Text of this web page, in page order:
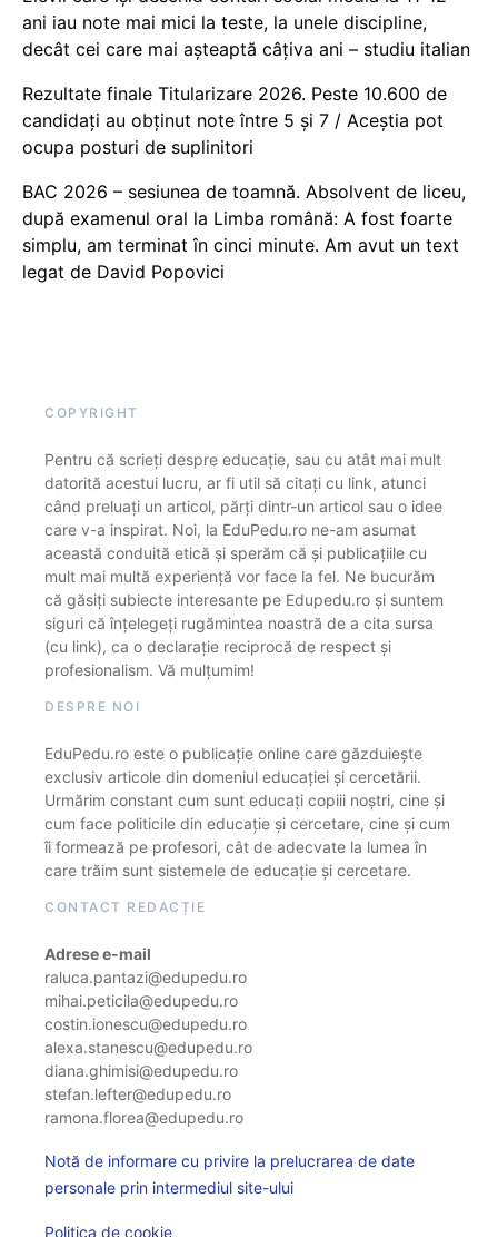
ani iau note mai mici la teste, la unele discipline,
decât cei care mai așteaptă câțiva ani – studiu italian
Rezultate finale Titularizare 2026. Peste 10.600 de
candidați au obținut note între 5 și 7 / Aceștia pot
ocupa posturi de suplinitori
BAC 2026 – sesiunea de toamnă. Absolvent de liceu,
după examenul oral la Limba română: A fost foarte
simplu, am terminat în cinci minute. Am avut un text
legat de David Popovici
COPYRIGHT
Pentru că scrieți despre educație, sau cu atât mai mult
datorită acestui lucru, ar fi util să citați cu link, atunci
când preluați un articol, părți dintr-un articol sau o idee
care v-a inspirat. Noi, la EduPedu.ro ne-am asumat
această conduită etică și sperăm că și publicațiile cu
mult mai multă experiență vor face la fel. Ne bucurăm
că găsiți subiecte interesante pe Edupedu.ro și suntem
siguri că înțelegeți rugămintea noastră de a cita sursa
(cu link), ca o declarație reciprocă de respect și
profesionalism. Vă mulțumim!
DESPRE NOI
EduPedu.ro este o publicație online care găzduiește
exclusiv articole din domeniul educației și cercetării.
Urmărim constant cum sunt educați copiii noștri, cine și
cum face politicile din educație și cercetare, cine și cum
îi formează pe profesori, cât de adecvate la lumea în
care trăim sunt sistemele de educație și cercetare.
CONTACT REDACȚIE
Adrese e-mail
raluca.pantazi@edupedu.ro
mihai.peticila@edupedu.ro
costin.ionescu@edupedu.ro
alexa.stanescu@edupedu.ro
diana.ghimisi@edupedu.ro
stefan.lefter@edupedu.ro
ramona.florea@edupedu.ro
Notă de informare cu privire la prelucrarea de date
personale prin intermediul site-ului
Politica de cookie